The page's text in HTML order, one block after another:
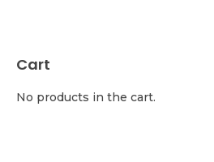
Cart
No products in the cart.